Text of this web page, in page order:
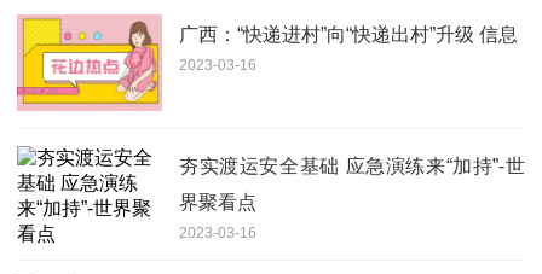
广西：“快递进村”向“快递出村”升级 信息
2023-03-16
夯实渡运安全基础 应急演练来“加持”-世
界聚看点
2023-03-16